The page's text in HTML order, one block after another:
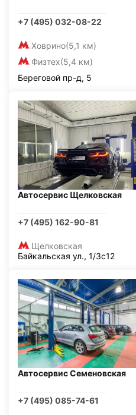
+7 (495) 032-08-22
Ховрино(5,1 км)
Физтех(5,4 км)
Береговой пр-д, 5
Автосервис Щелковская
+7 (495) 162-90-81
Щелковская
Байкальская ул., 1/3с12
Автосервис Семеновская
+7 (495) 085-74-61